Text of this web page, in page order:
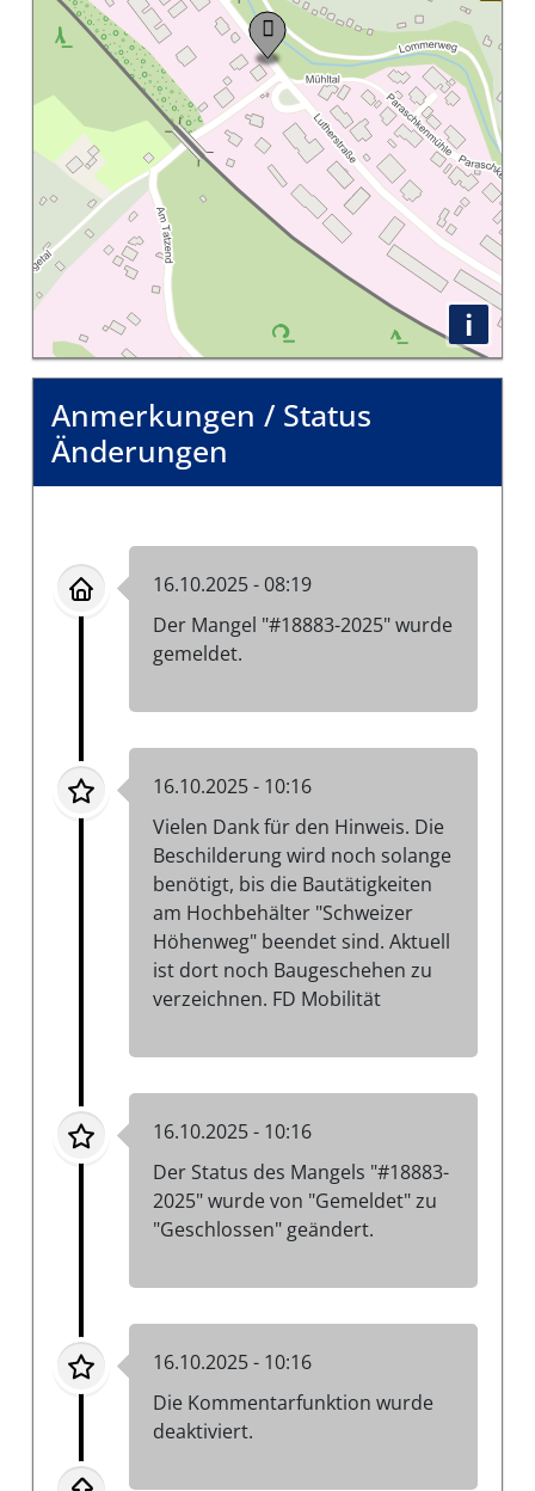
i
Anmerkungen / Status
Änderungen
16.10.2025 - 08:19
Der Mangel "#18883-2025" wurde
gemeldet.
16.10.2025 - 10:16
Vielen Dank für den Hinweis. Die
Beschilderung wird noch solange
benötigt, bis die Bautätigkeiten
am Hochbehälter "Schweizer
Höhenweg" beendet sind. Aktuell
ist dort noch Baugeschehen zu
verzeichnen. FD Mobilität
16.10.2025 - 10:16
Der Status des Mangels "#18883-
2025" wurde von "Gemeldet" zu
"Geschlossen" geändert.
16.10.2025 - 10:16
Die Kommentarfunktion wurde
deaktiviert.